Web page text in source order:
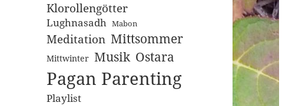
Klorollengötter
Lughnasadh Mabon
Meditation Mittsommer
Mittwinter Musik Ostara
Pagan Parenting
Playlist